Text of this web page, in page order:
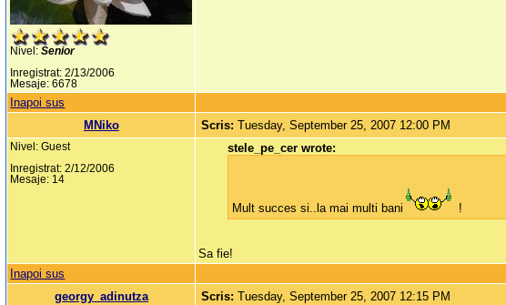
Nivel:Senior
Inregistrat: 2/13/2006
Mesaje: 6678
Inapoi sus
MNiko
Scris:Tuesday, September 25, 2007 12:00 PM
Nivel: Guest
Inregistrat: 2/12/2006
Mesaje: 14
stele_pe_cer wrote:
Mult succes si..la mai multi bani !
Sa fie!
Inapoi sus
georgy_adinutza
Scris:Tuesday, September 25, 2007 12:15 PM